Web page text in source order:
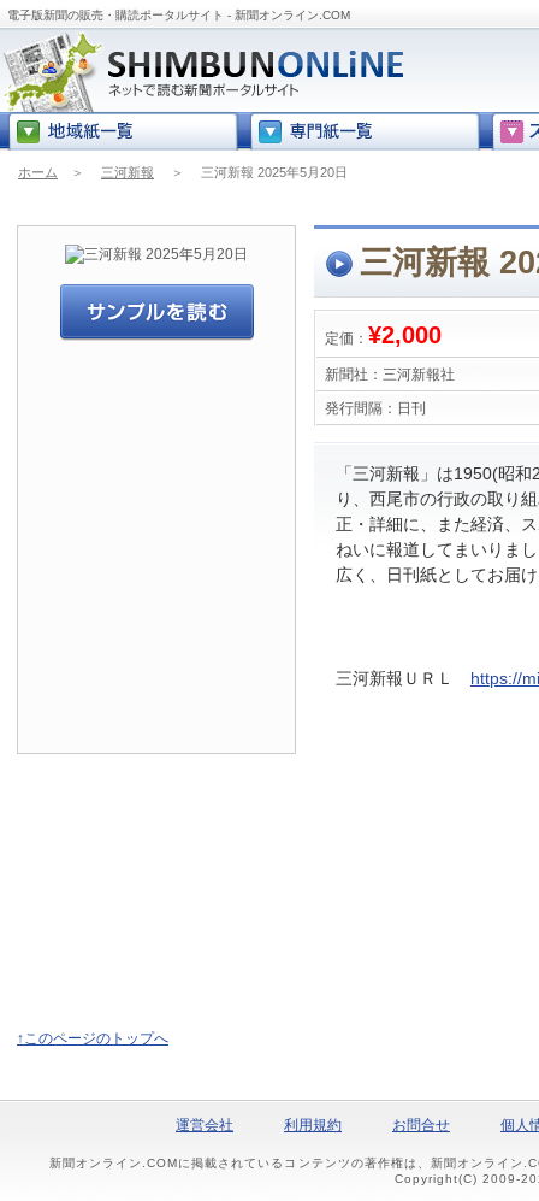
電子版新聞の販売・購読ポータルサイト - 新聞オンライン.COM
ホーム ＞ 三河新報 ＞ 三河新報 2025年5月20日
三河新報
定価： ¥2,000
新聞社： 三河新報社
発行間隔： 日刊
「三河新報」は1950(昭
り、西尾市の行政の取り
正・詳細に、また経済、
ねいに報道してまいりま
広く、日刊紙としてお届
三河新報ＵＲＬ https://
↑このページのトップへ
運営会社 利用規約 お問合せ 個人
新聞オンライン.COMに掲載されているコンテンツの著作権は、新聞オンライン
Copyright(C) 2009-